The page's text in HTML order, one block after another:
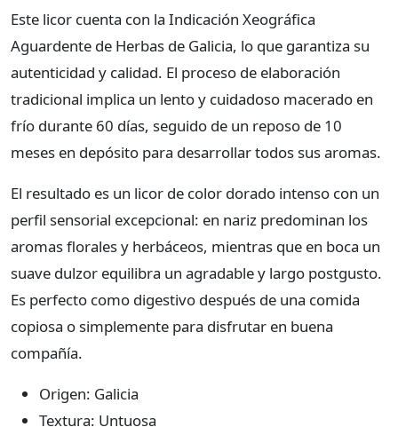
Este licor cuenta con la Indicación Xeográfica
Aguardente de Herbas de Galicia, lo que garantiza su
autenticidad y calidad. El proceso de elaboración
tradicional implica un lento y cuidadoso macerado en
frío durante 60 días, seguido de un reposo de 10
meses en depósito para desarrollar todos sus aromas.
El resultado es un licor de color dorado intenso con un
perfil sensorial excepcional: en nariz predominan los
aromas florales y herbáceos, mientras que en boca un
suave dulzor equilibra un agradable y largo postgusto.
Es perfecto como digestivo después de una comida
copiosa o simplemente para disfrutar en buena
compañía.
Origen: Galicia
Textura: Untuosa